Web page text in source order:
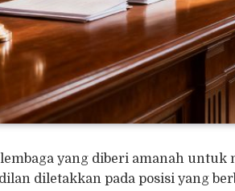
yang diberi amanah
diletakkan pada posisi yang